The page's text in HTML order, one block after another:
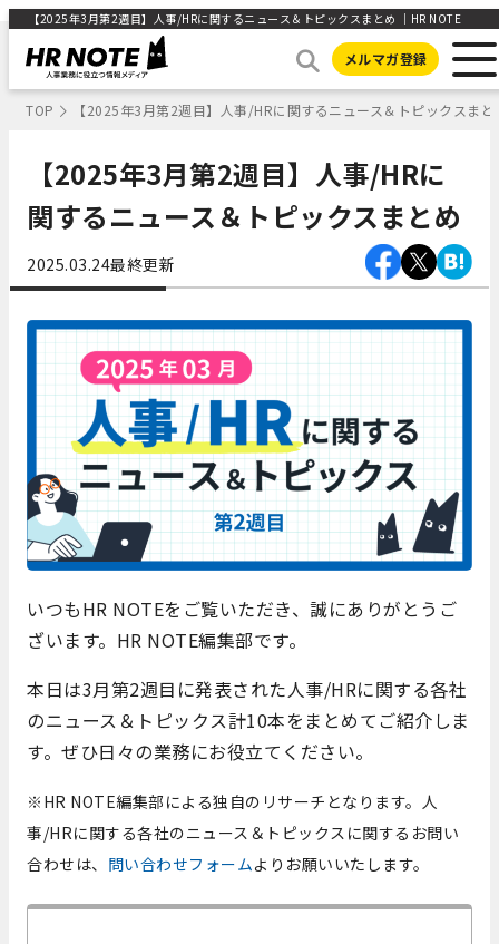
【2025年3月第2週目】人事/HRに関するニュース＆トピックスまとめ ｜HR NOTE
メルマガ登録
TOP 【2025年3月第2週目】人事/HRに関するニュース＆トピックスまと
【2025年3月第2週目】人事/HRに
関するニュース＆トピックスまとめ
2025.03.24最終更新
いつもHR NOTEをご覧いただき、誠にありがとうご
ざいます。HR NOTE編集部です。
本日は3月第2週目に発表された人事/HRに関する各社
のニュース＆トピックス計10本をまとめてご紹介しま
す。ぜひ日々の業務にお役立てください。
※HR NOTE編集部による独自のリサーチとなります。 人
事/HRに関する各社のニュース＆トピックスに関するお問い
合わせは、 問い合わせフォームよりお願いいたします。